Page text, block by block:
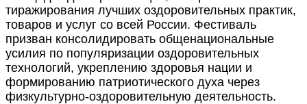
тиражирования лучших оздоровительных практик,
товаров и услуг со всей России. Фестиваль
призван консолидировать общенациональные
усилия по популяризации оздоровительных
технологий, укреплению здоровья нации и
формированию патриотического духа через
физкультурно-оздоровительную деятельность.